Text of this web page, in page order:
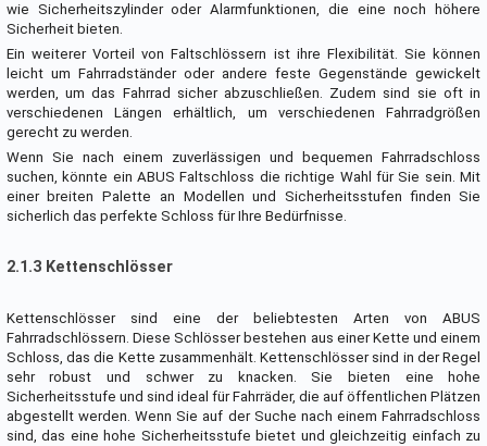
wie Sicherheitszylinder oder Alarmfunktionen, die eine noch höhere
Sicherheit bieten.
Ein weiterer Vorteil von Faltschlössern ist ihre Flexibilität. Sie können
leicht um Fahrradständer oder andere feste Gegenstände gewickelt
werden, um das Fahrrad sicher abzuschließen. Zudem sind sie oft in
verschiedenen Längen erhältlich, um verschiedenen Fahrradgrößen
gerecht zu werden.
Wenn Sie nach einem zuverlässigen und bequemen Fahrradschloss
suchen, könnte ein ABUS Faltschloss die richtige Wahl für Sie sein. Mit
einer breiten Palette an Modellen und Sicherheitsstufen finden Sie
sicherlich das perfekte Schloss für Ihre Bedürfnisse.
2.1.3 Kettenschlösser
Kettenschlösser sind eine der beliebtesten Arten von ABUS
Fahrradschlössern. Diese Schlösser bestehen aus einer Kette und einem
Schloss, das die Kette zusammenhält. Kettenschlösser sind in der Regel
sehr robust und schwer zu knacken. Sie bieten eine hohe
Sicherheitsstufe und sind ideal für Fahrräder, die auf öffentlichen Plätzen
abgestellt werden. Wenn Sie auf der Suche nach einem Fahrradschloss
sind, das eine hohe Sicherheitsstufe bietet und gleichzeitig einfach zu